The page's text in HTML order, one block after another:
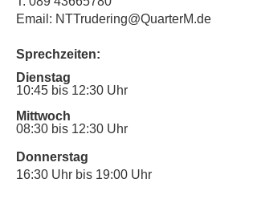
Email: NTTrudering@QuarterM.de
Sprechzeiten:
Dienstag
10:45 bis 12:30 Uhr
Mittwoch
08:30 bis 12:30 Uhr
Donnerstag
16:30 Uhr bis 19:00 Uhr